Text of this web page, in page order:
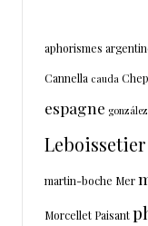
aphorismes
Cannella cauda
espagne gonzález
Leboissetier
martin-boche Mer
Morcellet Paisant